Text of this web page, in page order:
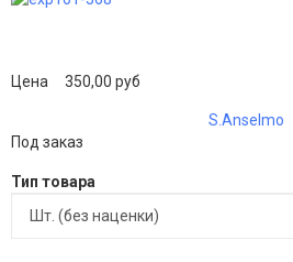
Цена 350,00 руб
S.Anselmo
Под заказ
Тип товара